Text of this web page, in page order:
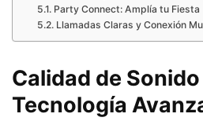
Party Connect: Amplía tu Fiesta
Llamadas Claras y Conexión
Calidad de
Tecnología